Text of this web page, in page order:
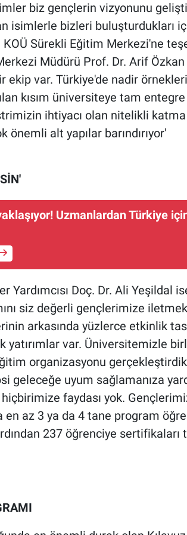
biz gençlerin vizyonunu
isimlerle bizleri buluşturdukları
Sürekli Eğitim Merkezi'ne
Müdürü Prof. Dr. Arif Özkan
ekip var. Türkiye'de nadir
kısım üniversiteye tam
ihtiyacı olan nitelikli
alt yapılar barındırıyor'
Uzmanlardan Türkiye
Doç. Dr. Ali Yeşildal
siz değerli gençlerimize iletmek
arkasında yüzlerce etkinlik
yatırımlar var. Üniversitemizle
organizasyonu
geleceğe uyum sağlamanıza
faydası yok.
az 3 ya da 4 tane program
237 öğrenciye sertifikaları